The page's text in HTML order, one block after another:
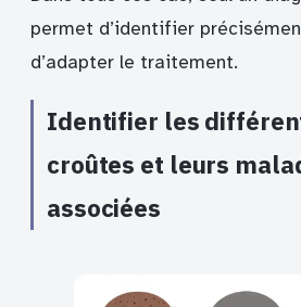
permet d’identifier
d’adapter le traitement.
Identifier les
croûtes et leurs
associées